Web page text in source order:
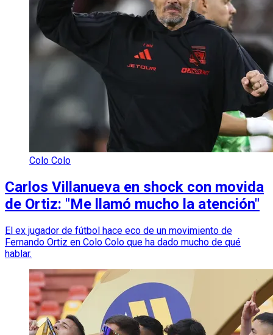
Colo Colo
Carlos Villanueva en shock con movida
de Ortiz: "Me llamó mucho la atención"
El ex jugador de fútbol hace eco de un movimiento de
Fernando Ortiz en Colo Colo que ha dado mucho de qué
hablar.